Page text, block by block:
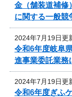
金（舗装道補
に関する一般競
2024年7月19日更
令和6年度岐阜
進事業委託業務
2024年7月19日更
令和6年度ぎふ